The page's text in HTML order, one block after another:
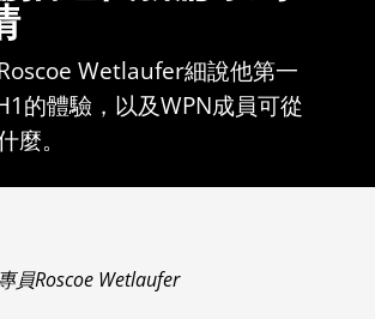
Wetlaufer細說他第一
的體驗，以及WPN成員可從
麼。
員Roscoe Wetlaufer